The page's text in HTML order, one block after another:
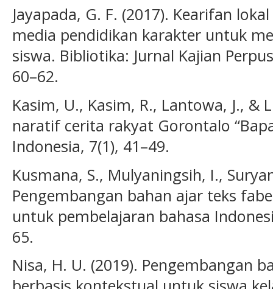
Jayapada, G. F. (2017). Kearifan
media pendidikan karakter untuk
siswa. Bibliotika: Jurnal Kajian
60–62.
Kasim, U., Kasim, R., Lantowa, J., &
naratif cerita rakyat Gorontalo
Indonesia, 7(1), 41–49.
Kusmana, S., Mulyaningsih, I.,
Pengembangan bahan ajar teks
untuk pembelajaran bahasa
65.
Nisa, H. U. (2019). Pengembangan